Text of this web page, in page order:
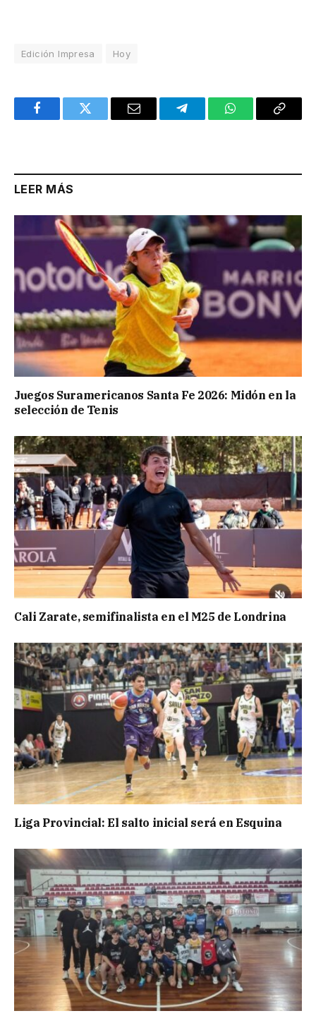
Edición Impresa Hoy
FacebookTwitter Email TelegramWhatsAppCopy
LEER MÁS
Juegos Suramericanos Santa Fe 2026: Midón en la
selección de Tenis
Cali Zarate, semifinalista en el M25 de Londrina
Liga Provincial: El salto inicial será en Esquina